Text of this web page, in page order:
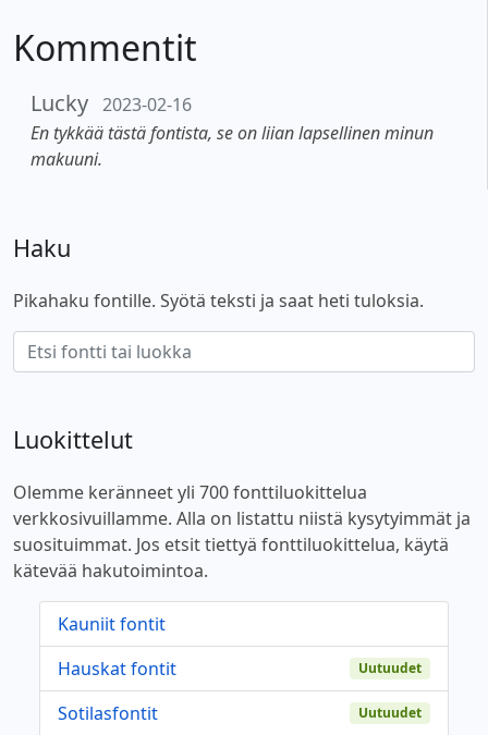
Kommentit
Lucky 2023-02-16
En tykkää tästä fontista, se on liian lapsellinen minun
makuuni.
Haku
Pikahaku fontille. Syötä teksti ja saat heti tuloksia.
Luokittelut
Olemme keränneet yli 700 fonttiluokittelua
verkkosivuillamme. Alla on listattu niistä kysytyimmät ja
suosituimmat. Jos etsit tiettyä fonttiluokittelua, käytä
kätevää hakutoimintoa.
Kauniit fontit
Hauskat fontit
Uutuudet
Sotilasfontit Uutuudet